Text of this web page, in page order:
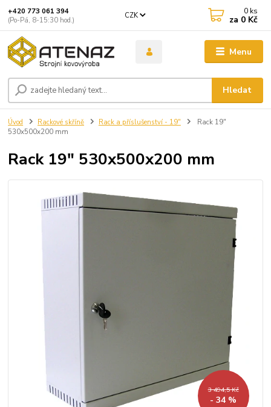
Menu
CZK
Hledat
+420 773 061 394
(Po-Pá, 8-15:30 hod.)
0 ks
za 0 Kč
Úvod Rackové skříně Rack a příslušenství - 19"
Rack 19"
530x500x200 mm
Rack 19" 530x500x200 mm
3 494,5 Kč
- 34 %